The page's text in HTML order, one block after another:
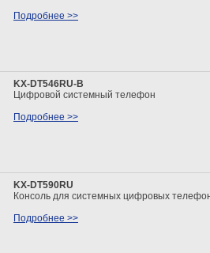
Подробнее >>
KX-DT546RU-B
Цифровой системный телефон
Подробнее >>
KX-DT590RU
Консоль для системных цифровых
Подробнее >>